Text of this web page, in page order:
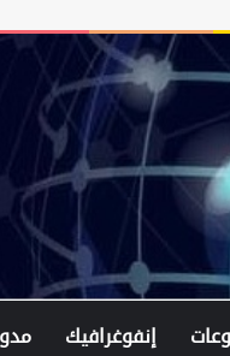
إنفوغرافيك
في اتصال
السوري
التطورات.
الرئيس
زين